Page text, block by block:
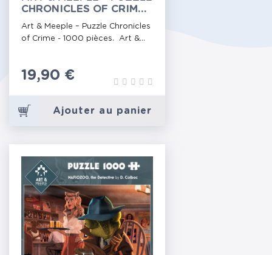
CHRONICLES OF CRIME -
1000 PIÈCES
Art & Meeple – Puzzle Chronicles
of Crime - 1000 pièces. Art &...
Prix
19,90 €
Ajouter au panier